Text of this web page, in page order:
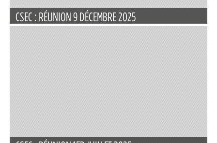
CSEC : RÉUNION 9 DÉCEMBRE 2025